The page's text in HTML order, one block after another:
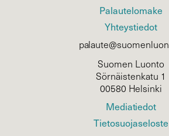
Palautelomake
Yhteystiedot
Suomen Luonto
Sörnäistenkatu 1
00580 Helsinki
Mediatiedot
Tietosuojaseloste